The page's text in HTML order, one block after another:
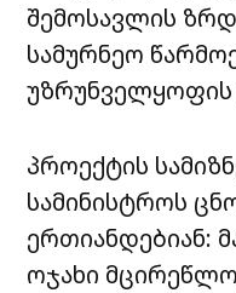
შემოსავლის
სამურნეო
უზრუნველყოფის
პროექტის
სამინისტროს
ერთიანდებიან:
ოჯახი